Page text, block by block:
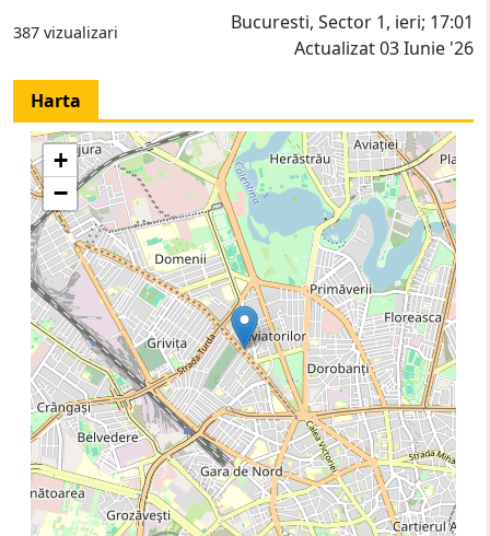
387 vizualizari
Bucuresti, Sector 1, ieri; 17:01
Actualizat 03 Iunie '26
Harta
+
−